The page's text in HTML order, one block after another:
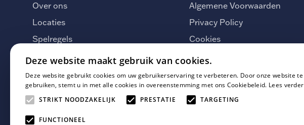
Over ons
Locaties
Spelregels
Vacatures
Veelgestelde vragen
Whatsapp Groepen
Contact
Hoe werkt het
Algemene Voorwaarden
Privacy Policy
Cookies
Deze website maakt gebruik van cookies.
Deze website gebruikt cookies om uw gebruikerservaring te verbeteren. Door onze website te
gebruiken, stemt u in met alle cookies in overeenstemming met ons Cookiebeleid. Lees verder
STRIKT NOODZAKELIJK
PRESTATIE TARGETING
FUNCTIONEEL